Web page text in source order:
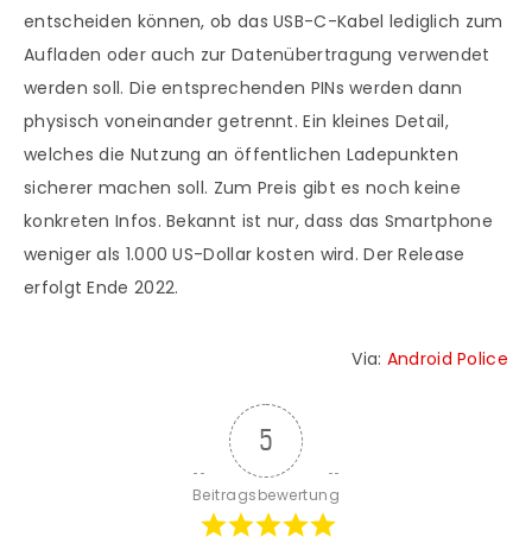
entscheiden können, ob das USB-C-Kabel lediglich zum
Aufladen oder auch zur Datenübertragung verwendet
werden soll. Die entsprechenden PINs werden dann
physisch voneinander getrennt. Ein kleines Detail,
welches die Nutzung an öffentlichen Ladepunkten
sicherer machen soll. Zum Preis gibt es noch keine
konkreten Infos. Bekannt ist nur, dass das Smartphone
weniger als 1.000 US-Dollar kosten wird. Der Release
erfolgt Ende 2022.
Via: Android Police
5
Beitragsbewertung